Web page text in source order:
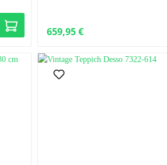
659,95 €